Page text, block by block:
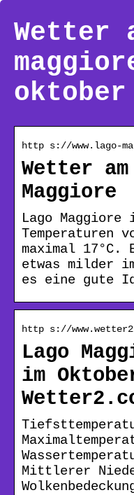
Wetter
oktober
http s://www.lago-
Wetter
Maggiore
Lago Maggiore
Temperaturen
maximal
etwas milder
es eine gute
http s://
Lago
im
Mittlerer